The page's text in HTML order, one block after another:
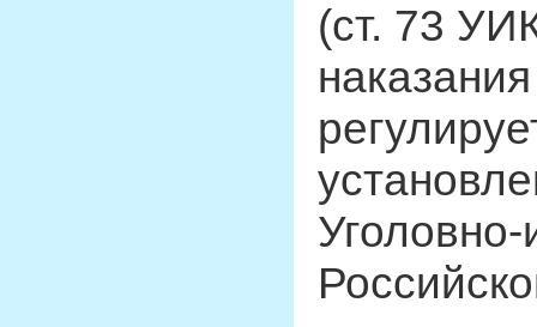
(ст. 73
Уголовно-